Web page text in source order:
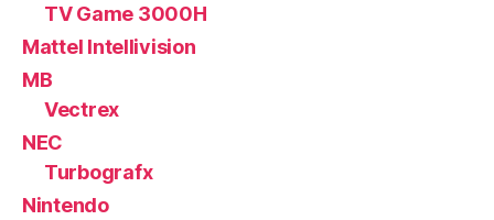
TV Game 3000H
Mattel Intellivision
MB
Vectrex
NEC
Turbografx
Nintendo